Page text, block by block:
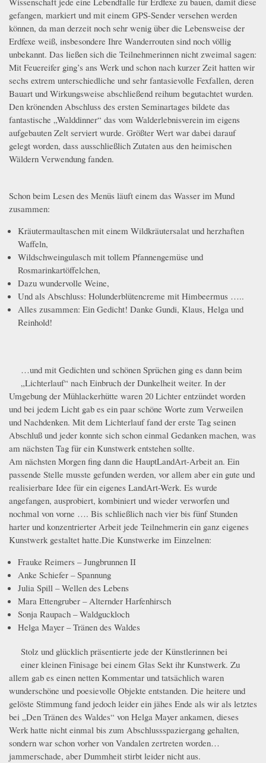
gefangen, markiert und mit einem GPS-Sender versehen werden
können, da man derzeit noch sehr wenig über die Lebensweise der
Erdfexe weiß, insbesondere Ihre Wanderrouten sind noch völlig
unbekannt. Das ließen sich die Teilnehmerinnen nicht zweimal sagen:
Mit Feuereifer ging’s ans Werk und schon nach kurzer Zeit hatten wir
sechs extrem unterschiedliche und sehr fantasievolle Fexfallen, deren
Bauart und Wirkungsweise abschließend reihum begutachtet wurden.
_MG_1181.JPG
Den krönenden Abschluss des ersten Seminartages bildete das
fantastische „Walddinner“ das vom Walderlebnisverein im eigens
aufgebauten Zelt serviert wurde. Größter Wert war dabei darauf
gelegt worden, dass ausschließlich Zutaten aus den heimischen
Wäldern Verwendung fanden.
_MG_1188.jpg
Schon beim Lesen des Menüs läuft einem das Wasser im Mund
zusammen:
Kräutermaultaschen mit einem Wildkräutersalat und herzhaften
Waffeln,
Wildschweingulasch mit tollem Pfannengemüse und
Rosmarinkartöffelchen,
Dazu wundervolle Weine,
Und als Abschluss: Holunderblütencreme mit Himbeermus …..
Alles zusammen: Ein Gedicht! Danke Gundi, Klaus, Helga und
Reinhold!
_MG_1221.JPG
…und mit Gedichten und schönen Sprüchen ging es dann beim
„Lichterlauf“ nach Einbruch der Dunkelheit weiter. In der
Umgebung der Mühlackerhütte waren 20 Lichter entzündet worden
und bei jedem Licht gab es ein paar schöne Worte zum Verweilen
und Nachdenken. Mit dem Lichterlauf fand der erste Tag seinen
Abschluß und jeder konnte sich schon einmal Gedanken machen, was
am nächsten Tag für ein Kunstwerk entstehen sollte.
Am nächsten Morgen fing dann die HauptLandArt-Arbeit an. Ein
passende Stelle musste gefunden werden, vor allem aber ein gute und
realisierbare Idee für ein eigenes LandArt-Werk. Es wurde
angefangen, ausprobiert, kombiniert und wieder verworfen und
nochmal von vorne …. Bis schließlich nach vier bis fünf Stunden
harter und konzentrierter Arbeit jede Teilnehmerin ein ganz eigenes
Kunstwerk gestaltet hatte.Die Kunstwerke im Einzelnen:
Frauke Reimers – Jungbrunnen II
Anke Schiefer – Spannung
Julia Spill – Wellen des Lebens
Mara Ettengruber – Alternder Harfenhirsch
Sonja Raupach – Waldguckloch
Helga Mayer – Tränen des Waldes
_MG_1232.JPG
_MG_1196.JPG
Stolz und glücklich präsentierte jede der Künstlerinnen bei
einer kleinen Finisage bei einem Glas Sekt ihr Kunstwerk. Zu
allem gab es einen netten Kommentar und tatsächlich waren
wunderschöne und poesievolle Objekte entstanden. Die heitere und
gelöste Stimmung fand jedoch leider ein jähes Ende als wir als letztes
bei „Den Tränen des Waldes“ von Helga Mayer ankamen, dieses
Werk hatte nicht einmal bis zum Abschlussspaziergang gehalten,
sondern war schon vorher von Vandalen zertreten worden…
jammerschade, aber Dummheit stirbt leider nicht aus.